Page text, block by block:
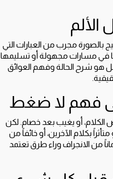
بالصورة مجرب من العبارات التي
في مسارات مجهولة أو تسليمها
هو شرح الحالة وفهم العوائق
إلى فهم لا ضغط
الكلام، أو يغيب بعد خصام. لكن
بكلام الآخرين، أو خائفاً من
من الانجراف وراء طرق تعتمد